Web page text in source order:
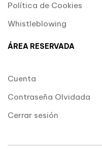
Política de Cookies
Whistleblowing
ÁREA RESERVADA
Cuenta
Contraseña Olvidada
Cerrar sesión